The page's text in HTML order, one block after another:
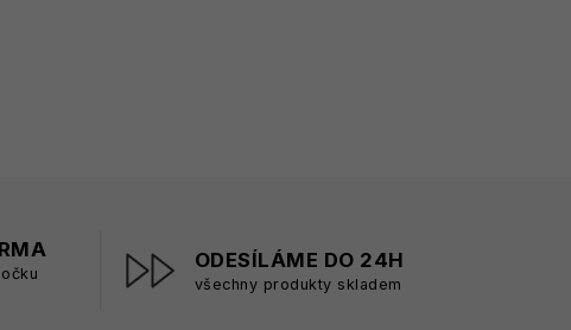
ODESÍLÁME DO 24H
všechny produkty skladem